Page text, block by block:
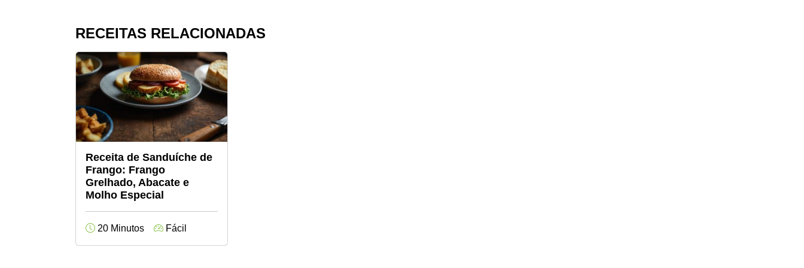
RECEITAS RELACIONADAS
Receita de Sanduíche de
Frango: Frango
Grelhado, Abacate e
Molho Especial
20 Minutos Fácil